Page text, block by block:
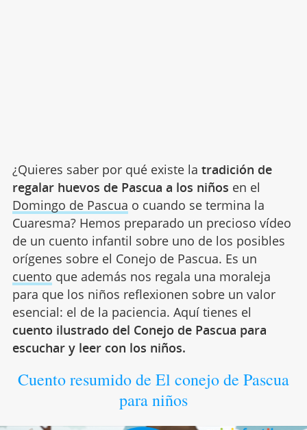
¿Quieres saber por qué existe la tradición de
regalar huevos de Pascua a los niños en el
Domingo de Pascua o cuando se termina la
Cuaresma? Hemos preparado un precioso vídeo
de un cuento infantil sobre uno de los posibles
orígenes sobre el Conejo de Pascua. Es un
cuento que además nos regala una moraleja
para que los niños reflexionen sobre un valor
esencial: el de la paciencia. Aquí tienes el
cuento ilustrado del Conejo de Pascua para
escuchar y leer con los niños.
Cuento resumido de El conejo de Pascua
para niños